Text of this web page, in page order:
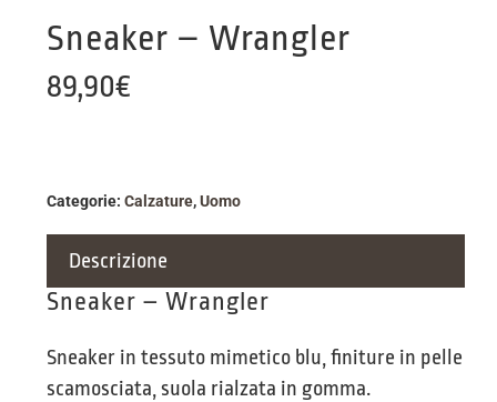
Sneaker – Wrangler
89,90€
Categorie: Calzature,Uomo
Descrizione
Sneaker – Wrangler
Sneaker in tessuto mimetico blu, finiture in pelle
scamosciata, suola rialzata in gomma.